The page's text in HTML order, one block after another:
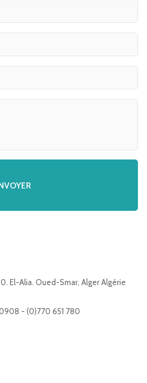
El-Alia. Oued-Smar, Alger Algérie
- (0)770 651 780